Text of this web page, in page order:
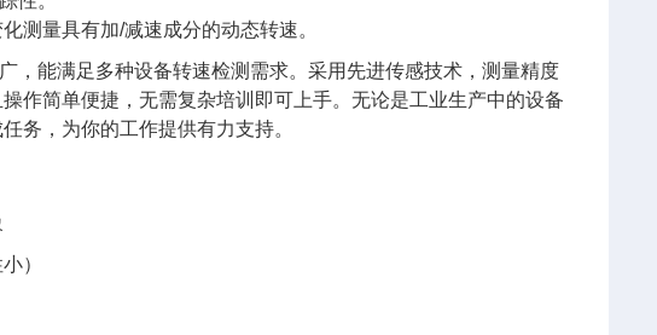
测量具有加/减速成分的动态转速。
，能满足多种设备转速检测需求。采用先进传感技术，测量精度
作简单便捷，无需复杂培训即可上手。无论是工业生产中的设备
务，为你的工作提供有力支持。
）